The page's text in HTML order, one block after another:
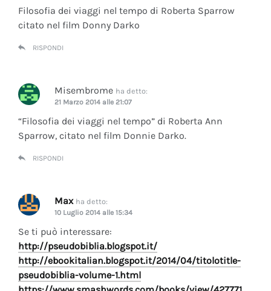
Filosofia dei viaggi nel tempo di Roberta Sparrow
citato nel film Donny Darko
RISPONDI
Misembrome ha detto:
21 Marzo 2014 alle 21:07
“Filosofia dei viaggi nel tempo” di Roberta Ann
Sparrow, citato nel film Donnie Darko.
RISPONDI
Max ha detto:
10 Luglio 2014 alle 15:34
Se ti può interessare:
http://pseudobiblia.blogspot.it/
http://ebookitalian.blogspot.it/2014/04/titolotitle-
pseudobiblia-volume-1.html